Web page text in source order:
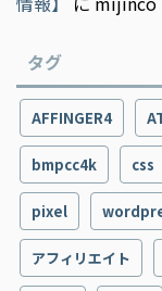
タグ
AFFINGER4
bmpcc4k css
pixel
アフィリエイト